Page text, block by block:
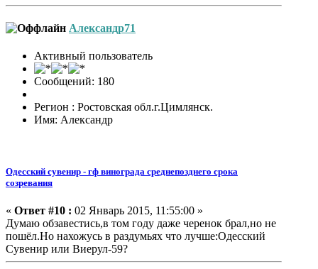
Александр71
Активный пользователь
Сообщений: 180
Регион : Ростовская обл.г.Цимлянск.
Имя: Александр
Одесский сувенир - гф винограда среднепозднего срока
созревания
« Ответ #10 : 02 Январь 2015, 11:55:00 »
Думаю обзавестись,в том году даже черенок брал,но не
пошёл.Но нахожусь в раздумьях что лучше:Одесский
Сувенир или Виерул-59?